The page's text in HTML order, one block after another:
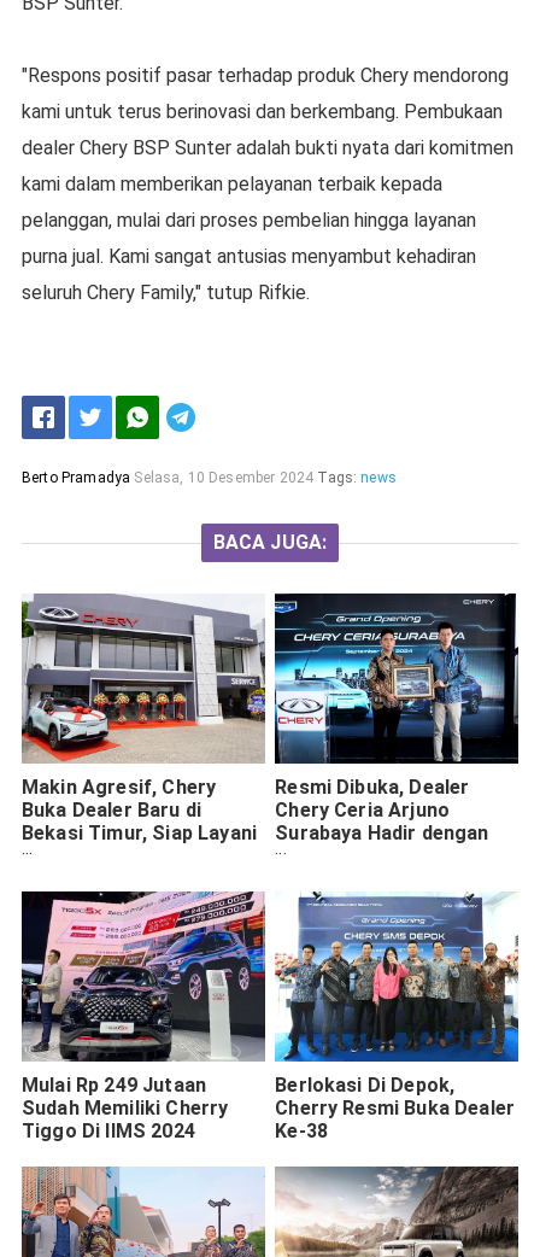
"Respons positif pasar terhadap produk Chery mendorong
kami untuk terus berinovasi dan berkembang. Pembukaan
dealer Chery BSP Sunter adalah bukti nyata dari komitmen
kami dalam memberikan pelayanan terbaik kepada
pelanggan, mulai dari proses pembelian hingga layanan
purna jual. Kami sangat antusias menyambut kehadiran
seluruh Chery Family," tutup Rifkie.
Berto Pramadya Selasa, 10 Desember 2024 Tags:news
BACA JUGA:
Makin Agresif, Chery
Buka Dealer Baru di
Bekasi Timur, Siap Layani
Pre-booking TIGGO 5X
Resmi Dibuka, Dealer
Chery Ceria Arjuno
Surabaya Hadir dengan
Layanan 3S Terbaik
Mulai Rp 249 Jutaan
Sudah Memiliki Cherry
Tiggo Di IIMS 2024
Berlokasi Di Depok,
Cherry Resmi Buka Dealer
Ke-38